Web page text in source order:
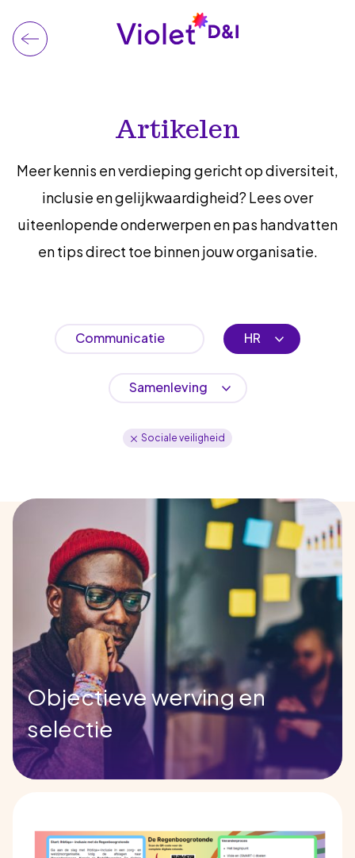
Artikelen
Meer kennis en verdieping gericht op diversiteit,
inclusie en gelijkwaardigheid? Lees over
uiteenlopende onderwerpen en pas handvatten
en tips direct toe binnen jouw organisatie.
Communicatie HR
Samenleving
Sociale veiligheid
Objectieve werving en
selectie